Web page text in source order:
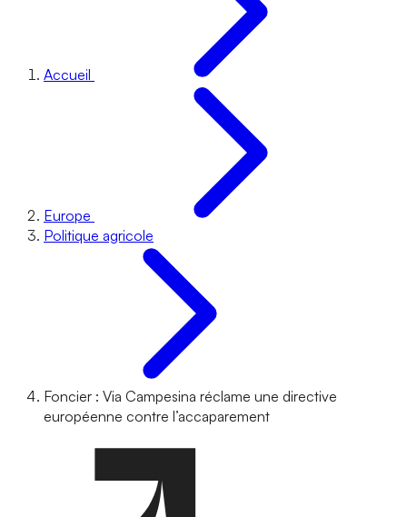
Accueil
Europe
Politique agricole
Foncier : Via Campesina réclame une directive
européenne contre l’accaparement